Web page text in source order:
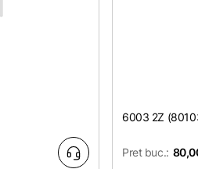
6003 2Z
Pret buc.: